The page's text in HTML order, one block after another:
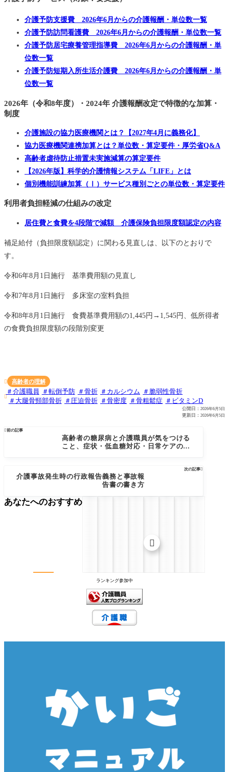
介護予防支援費 2026年6月からの介護報酬・単位数一覧
介護予防訪問看護費 2026年6月からの介護報酬・単位数一覧
介護予防居宅療養管理指導費 2026年6月からの介護報酬・単
位数一覧
介護予防短期入所生活介護費 2026年6月からの介護報酬・単
位数一覧
2026年（令和8年度）・2024年 介護報酬改定で特徴的な加算・
制度
介護施設の協力医療機関とは？【2027年4月に義務化】
協力医療機関連携加算とは？単位数・算定要件・厚労省Q&A
高齢者虐待防止措置未実施減算の算定要件
【2026年版】科学的介護情報システム「LIFE」とは
個別機能訓練加算（Ⅰ）サービス種別ごとの単位数・算定要件
利用者負担軽減の仕組みの改定
居住費と食費を4段階で減額 介護保険負担限度額認定の内容
補足給付（負担限度額認定）に関わる見直しは、以下のとおりで
す。
令和6年8月1日施行 基準費用額の見直し
令和7年8月1日施行 多床室の室料負担
令和8年8月1日施行 食費基準費用額の1,445円→1,545円、低所得者
の食費負担限度額の段階別変更
 高齢者の理解

介護職員 転倒予防 骨折 カルシウム
脆弱性骨折
大腿骨頸部骨折
圧迫骨折 骨密度 骨粗鬆症 ビタミンD
公開日： 2026年6月5日
更新日： 2026年6月5日
前の記事
高齢者の糖尿病と介護職員が気をつける
こと、症状・低血糖対応・日常ケアのポ
次の記事
介護事故発生時の行政報告義務と事故報
告書の書き方
ランキング参加中
あなたへのおすすめ
